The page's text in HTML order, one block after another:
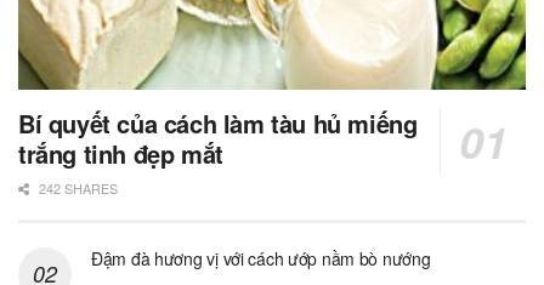
Bí quyết của cách làm tàu hủ miếng
trắng tinh đẹp mắt
242 SHARES
Đậm đà hương vị với cách ướp nầm bò nướng